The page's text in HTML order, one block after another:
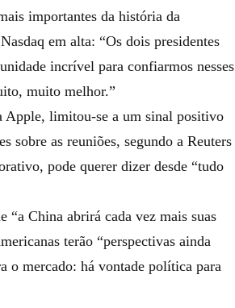
importantes da história da
em alta: “Os dois presidentes
incrível para confiarmos nesses
muito melhor.”
Apple, limitou-se a um sinal positivo
sobre as reuniões, segundo a Reuters
pode querer dizer desde “tudo
“a China abrirá cada vez mais suas
terão “perspectivas ainda
o mercado: há vontade política para